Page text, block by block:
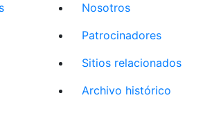
Nosotros
Patrocinadores
Sitios relacionados
Archivo histórico